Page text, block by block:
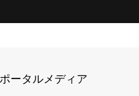
ータルメディア